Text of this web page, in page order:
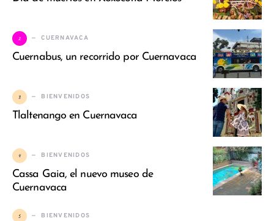
2 CUERNAVACA
Cuernabus, un recorrido por Cuernavaca
3 BIENVENIDOS
Tlaltenango en Cuernavaca
4 BIENVENIDOS
Cassa Gaia, el nuevo museo de
Cuernavaca
5 BIENVENIDOS